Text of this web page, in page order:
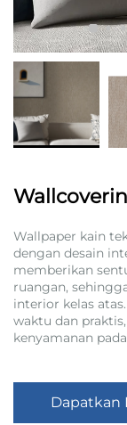
Wallpaper kain
dengan desain
memberikan
ruangan,
interior kelas
waktu dan
kenyamanan
Dapatkan